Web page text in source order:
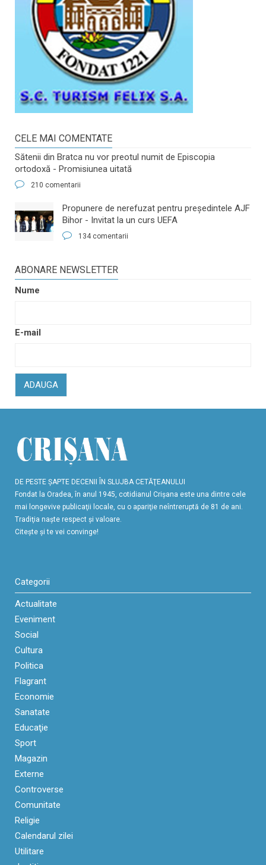
CELE MAI COMENTATE
Sătenii din Bratca nu vor preotul numit de Episcopia
ortodoxă - Promisiunea uitată
210 comentarii
​Propunere de nerefuzat pentru preşedintele AJF
Bihor - Invitat la un curs UEFA
134 comentarii
ABONARE NEWSLETTER
Nume
E-mail
ADAUGA
DE PESTE ŞAPTE DECENII ÎN SLUJBA CETĂŢEANULUI
Fondat la Oradea, în anul 1945, cotidianul Crişana este una dintre cele
mai longevive publicaţii locale, cu o apariţie neîntreruptă de 81 de ani.
Tradiţia naşte respect şi valoare.
Citeşte şi te vei convinge!
Categorii
Actualitate
Eveniment
Social
Cultura
Politica
Flagrant
Economie
Sanatate
Educaţie
Sport
Magazin
Externe
Controverse
Comunitate
Religie
Calendarul zilei
Utilitare